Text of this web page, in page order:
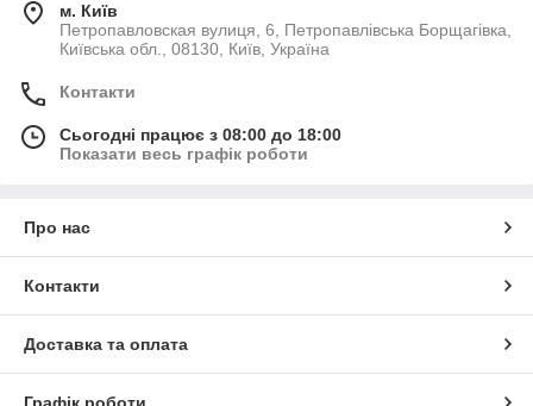
м. Київ
Петропавловская вулиця, 6, Петропавлівська Борщагівка,
Київська обл., 08130, Київ, Україна
Контакти
Сьогодні працює з 08:00 до 18:00
Показати весь графік роботи
Про нас
Контакти
Доставка та оплата